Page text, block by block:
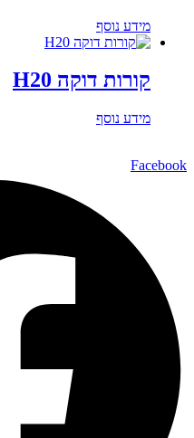
מידע נוסף
קורות דוקה H20
מידע נוסף
Facebook